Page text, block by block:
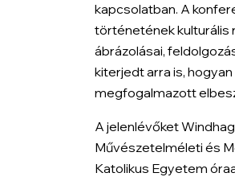
kapcsolatban. A
történetének kulturális
ábrázolásai,
kiterjedt arra is,
megfogalmazott
A jelenlévőket
Művészetelméleti és
Katolikus Egyetem